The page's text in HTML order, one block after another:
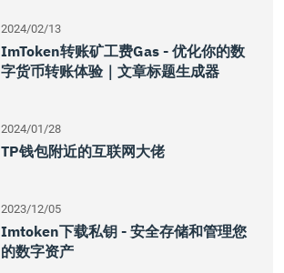
2024/02/13
ImToken转账矿工费Gas - 优化你的数
字货币转账体验｜文章标题生成器
2024/01/28
TP钱包附近的互联网大佬
2023/12/05
Imtoken下载私钥 - 安全存储和管理您
的数字资产